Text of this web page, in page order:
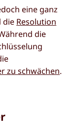
eine ganz
die Resolution
die
zu schwächen.